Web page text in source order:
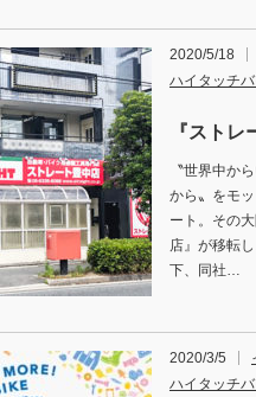
2020/5/18
ハイタッチ
『スト
〝世界中か
から〟をモ
ート。その
店』が移転
下、同社…
2020/3/5
ハイタッチ